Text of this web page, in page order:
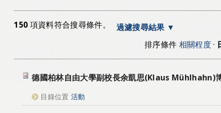
150 項資料符合搜尋條件。
過濾搜尋結果
排序條件 相關程度·
德國柏林自由大學副校長余凱思(Klaus Mühlhahn)
目錄位置 活動